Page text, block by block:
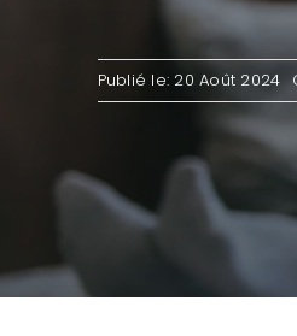
Publié le: 20 Août 2024